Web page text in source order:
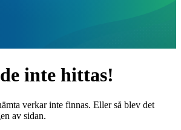
inte hittas!
verkar inte finnas. Eller så blev det
av sidan.